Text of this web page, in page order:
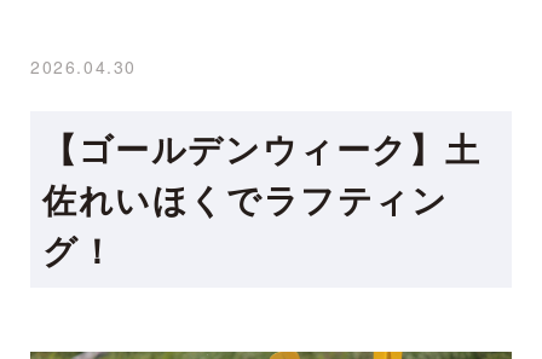
2026.04.30
【ゴールデンウィーク】土
佐れいほくでラフティン
グ！